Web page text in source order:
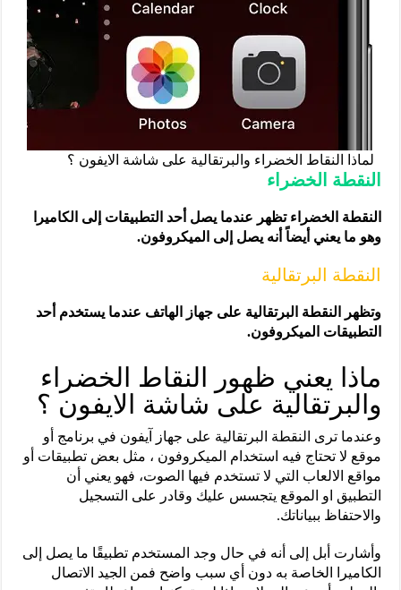
لماذا النقاط الخضراء والبرتقالية على شاشة الايفون ؟
النقطة الخضراء
النقطة الخضراء تظهر عندما يصل أحد التطبيقات إلى الكاميرا
وهو ما يعني أيضاً أنه يصل إلى الميكروفون.
النقطة البرتقالية
وتظهر النقطة البرتقالية على جهاز الهاتف عندما يستخدم أحد
التطبيقات الميكروفون.
ماذا يعني ظهور النقاط الخضراء
والبرتقالية على شاشة الايفون ؟
وعندما ترى النقطة البرتقالية على جهاز آيفون في برنامج أو
موقع لا تحتاج فيه استخدام الميكروفون ، مثل بعض تطبيقات أو
مواقع الالعاب التي لا تستخدم فيها الصوت، فهو يعني أن
التطبيق او الموقع يتجسس عليك وقادر على التسجيل
والاحتفاظ ببياناتك.
وأشارت أبل إلى أنه في حال وجد المستخدم تطبيقًا ما يصل إلى
الكاميرا الخاصة به دون أي سبب واضح فمن الجيد الاتصال